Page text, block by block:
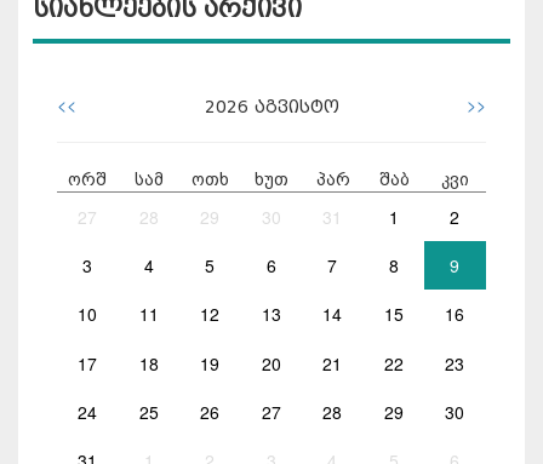
სიახლეების არქივი
<< 2026 აგვისტო >>
ორშ სამ ოთხ ხუთ პარ შაბ კვი
27 28 29 30 31 1 2
3 4 5 6 7 8 9
10 11 12 13 14 15 16
17 18 19 20 21 22 23
24 25 26 27 28 29 30